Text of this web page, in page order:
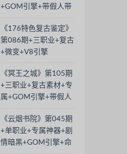
+GOM引擎+带假人带
《176特色复古鉴定》
第086期+三职业+复古
+微变+V8引擎
《冥王之城》第105期
+三职业+复古素材+专
属+GOM引擎+带假人
BOSS+坐骑
《云烟书院》第045期
+单职业+专属神器+剧
情暗黑+GOM引擎+命